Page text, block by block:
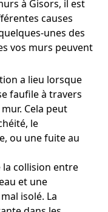
à Gisors, il est
causes
unes des
vos murs peuvent
a lieu lorsque
faufile à travers
Cela peut
le
ou une fuite au
la collision entre
et une
isolé. La